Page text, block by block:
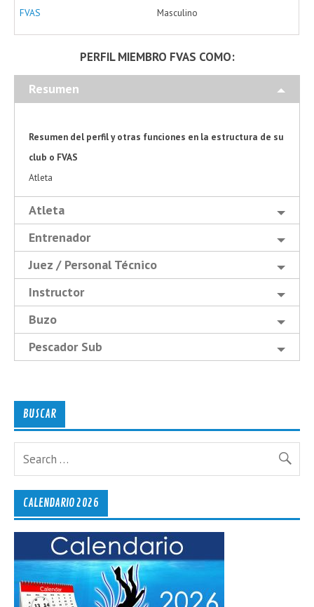
FVAS
Masculino
PERFIL MIEMBRO FVAS COMO:
Resumen
Resumen del perfil y otras funciones en la estructura de su
club o FVAS
Atleta
Atleta
Entrenador
Juez / Personal Técnico
Instructor
Buzo
Pescador Sub
BUSCAR
CALENDARIO 2026